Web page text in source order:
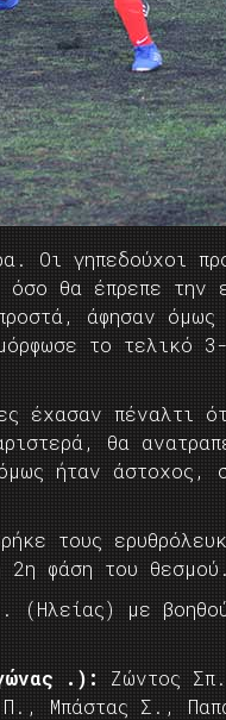
Οι γηπεδούχοι
θα έπρεπε την
άφησαν όμως
το τελικό
έχασαν πέναλτι
θα
ήταν άστοχος,
τους
2η φάση του θεσμού.
(Ηλείας) με
.):
Ζώντος
Μπάστας Σ.,